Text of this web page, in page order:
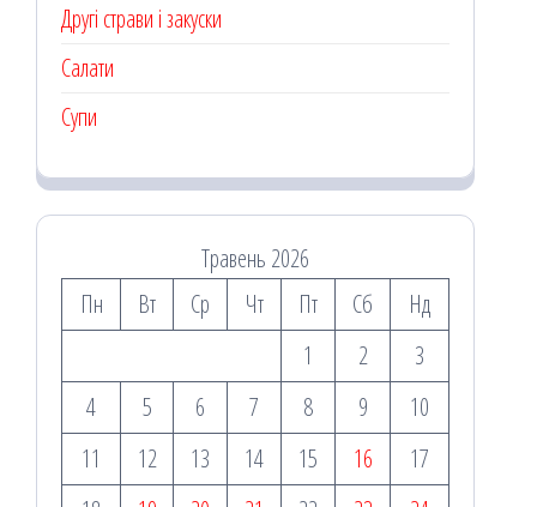
Другі страви і закуски
Салати
Супи
Травень 2026
Пн
Вт Ср Чт Пт Сб
Нд
1
2
3
4
5 6 7 8 9
10
11
12 13 14 15 16
17